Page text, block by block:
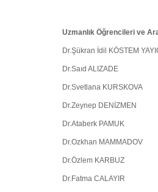
Uzmanlık Öğrencileri ve
Dr.Şükran İdil KÖSTEM
Dr.Saıd ALIZADE
Dr.Svetlana KURSKOVA
Dr.Zeynep DENİZMEN
Dr.Ataberk PAMUK
Dr.Ozkhan MAMMADOV
Dr.Özlem KARBUZ
Dr.Fatma CALAYIR